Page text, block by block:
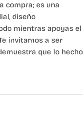
compra; es una
diseño
mientras apoyas el
invitamos a ser
que lo hecho